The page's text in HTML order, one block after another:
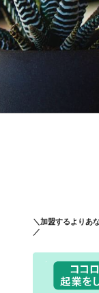
＼加盟するよりあ
／